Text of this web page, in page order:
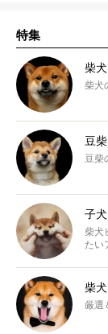
特集
柴
柴犬
豆
豆柴
子
柴犬
たい
柴
厳選